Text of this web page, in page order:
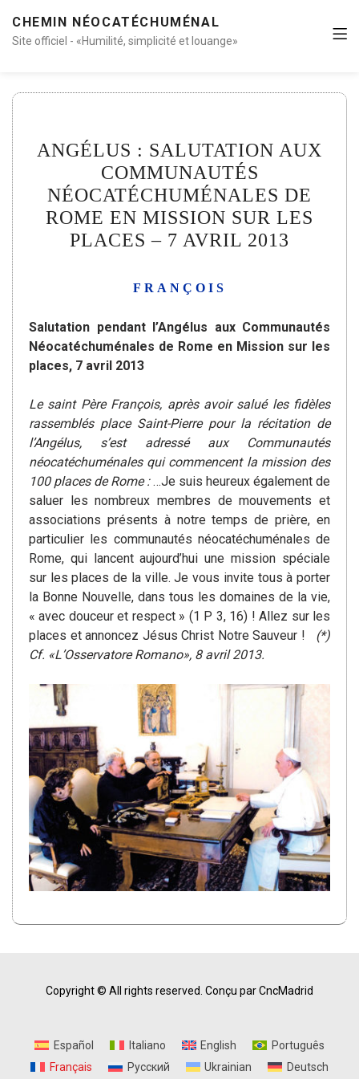
CHEMIN NÉOCATÉCHUMÉNAL
Site officiel - «Humilité, simplicité et louange»
ANGÉLUS : SALUTATION AUX
COMMUNAUTÉS
NÉOCATÉCHUMÉNALES DE
ROME EN MISSION SUR LES
PLACES – 7 AVRIL 2013
FRANÇOIS
Salutation pendant l’Angélus aux Communautés
Néocatéchuménales de Rome en Mission sur les
places, 7 avril 2013
Le saint Père François, après avoir salué les fidèles
rassemblés place Saint-Pierre pour la récitation de
l’Angélus, s’est adressé aux Communautés
néocatéchuménales qui commencent la mission des
100 places de Rome :…Je suis heureux également de
saluer les nombreux membres de mouvements et
associations présents à notre temps de prière, en
particulier les communautés néocatéchuménales de
Rome, qui lancent aujourd’hui une mission spéciale
sur les places de la ville. Je vous invite tous à porter
la Bonne Nouvelle, dans tous les domaines de la vie,
« avec douceur et respect » (1 P 3, 16) ! Allez sur les
places et annoncez Jésus Christ Notre Sauveur ! (*)
Cf. «L’Osservatore Romano», 8 avril 2013.
Copyright © All rights reserved. Conçu par CncMadrid
Español Italiano English
Português
Français
Русский Ukrainian Deutsch